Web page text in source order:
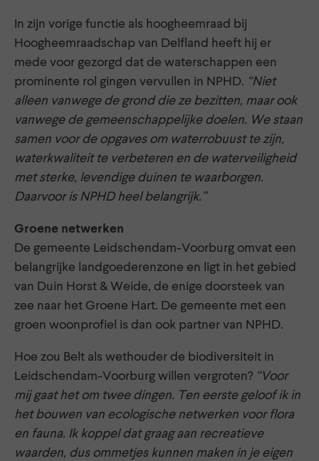
In zijn vorige functie als hoogheemraad bij
Hoogheemraadschap van Delfland heeft hij er
mede voor gezorgd dat de waterschappen een
prominente rol gingen vervullen in NPHD. “Niet
alleen vanwege de grond die ze bezitten, maar ook
vanwege de gemeenschappelijke doelen. We staan
samen voor de opgaves om waterrobuust te zijn,
waterkwaliteit te verbeteren en de waterveiligheid
met sterke, levendige duinen te waarborgen.
Daarvoor is NPHD heel belangrijk.”
Groene netwerken
De gemeente Leidschendam-Voorburg omvat een
belangrijke landgoederenzone en ligt in het gebied
van Duin Horst & Weide, de enige doorsteek van
zee naar het Groene Hart. De gemeente met een
groen woonprofiel is dan ook partner van NPHD.
Hoe zou Belt als wethouder de biodiversiteit in
Leidschendam-Voorburg willen vergroten? “Voor
mij gaat het om twee dingen. Ten eerste geloof ik in
het bouwen van ecologische netwerken voor flora
en fauna. Ik koppel dat graag aan recreatieve
waarden, dus ommetjes kunnen maken in je eigen